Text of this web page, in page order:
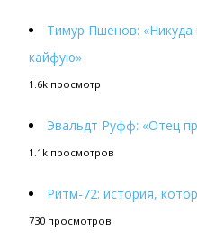
Тимур Пшенов: «Никуда
кайфую»
1.6k просмотр
Эвальдт Руфф: «Отец
1.1k просмотров
Ритм-72: история,
730 просмотров